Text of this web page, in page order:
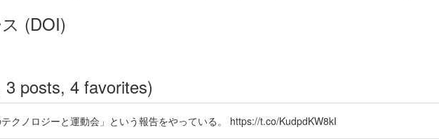
(DOI)
3 posts, 4 favorites)
クノロジーと運動会」という報告をやっている。 https://t.co/KudpdKW8kI